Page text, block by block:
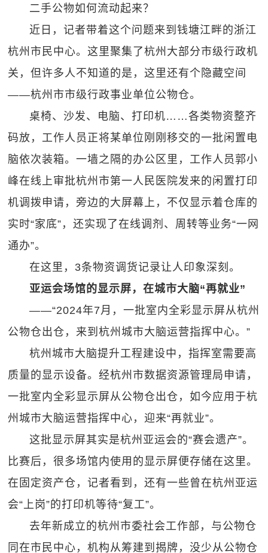
二手公物如何流动起来？
近日，记者带着这个问题来到钱塘江畔的浙江
杭州市民中心。这里聚集了杭州大部分市级行政机
关，但许多人不知道的是，这里还有个隐藏空间
——杭州市市级行政事业单位公物仓。
桌椅、沙发、电脑、打印机……各类物资整齐
码放，工作人员正将某单位刚刚移交的一批闲置电
脑依次装箱。一墙之隔的办公区里，工作人员郭小
峰在线上审批杭州市第一人民医院发来的闲置打印
机调拨申请，旁边的大屏幕上，不仅显示着仓库的
实时“家底”，还实现了在线调剂、周转等业务“一网
通办”。
在这里，3条物资调货记录让人印象深刻。
亚运会场馆的显示屏，在城市大脑“再就业”
——“2024年7月，一批室内全彩显示屏从杭州
公物仓出仓，来到杭州城市大脑运营指挥中心。”
杭州城市大脑提升工程建设中，指挥室需要高
质量的显示设备。经杭州市数据资源管理局申请，
一批室内全彩显示屏从公物仓出仓，如今应用于杭
州城市大脑运营指挥中心，迎来“再就业”。
这批显示屏其实是杭州亚运会的“赛会遗产”。
比赛后，很多场馆内使用的显示屏便存储在这里。
在固定资产仓，记者看到，还有一些曾在杭州亚运
会“上岗”的打印机等待“复工”。
去年新成立的杭州市委社会工作部，与公物仓
同在市民中心，机构从筹建到揭牌，没少从公物仓